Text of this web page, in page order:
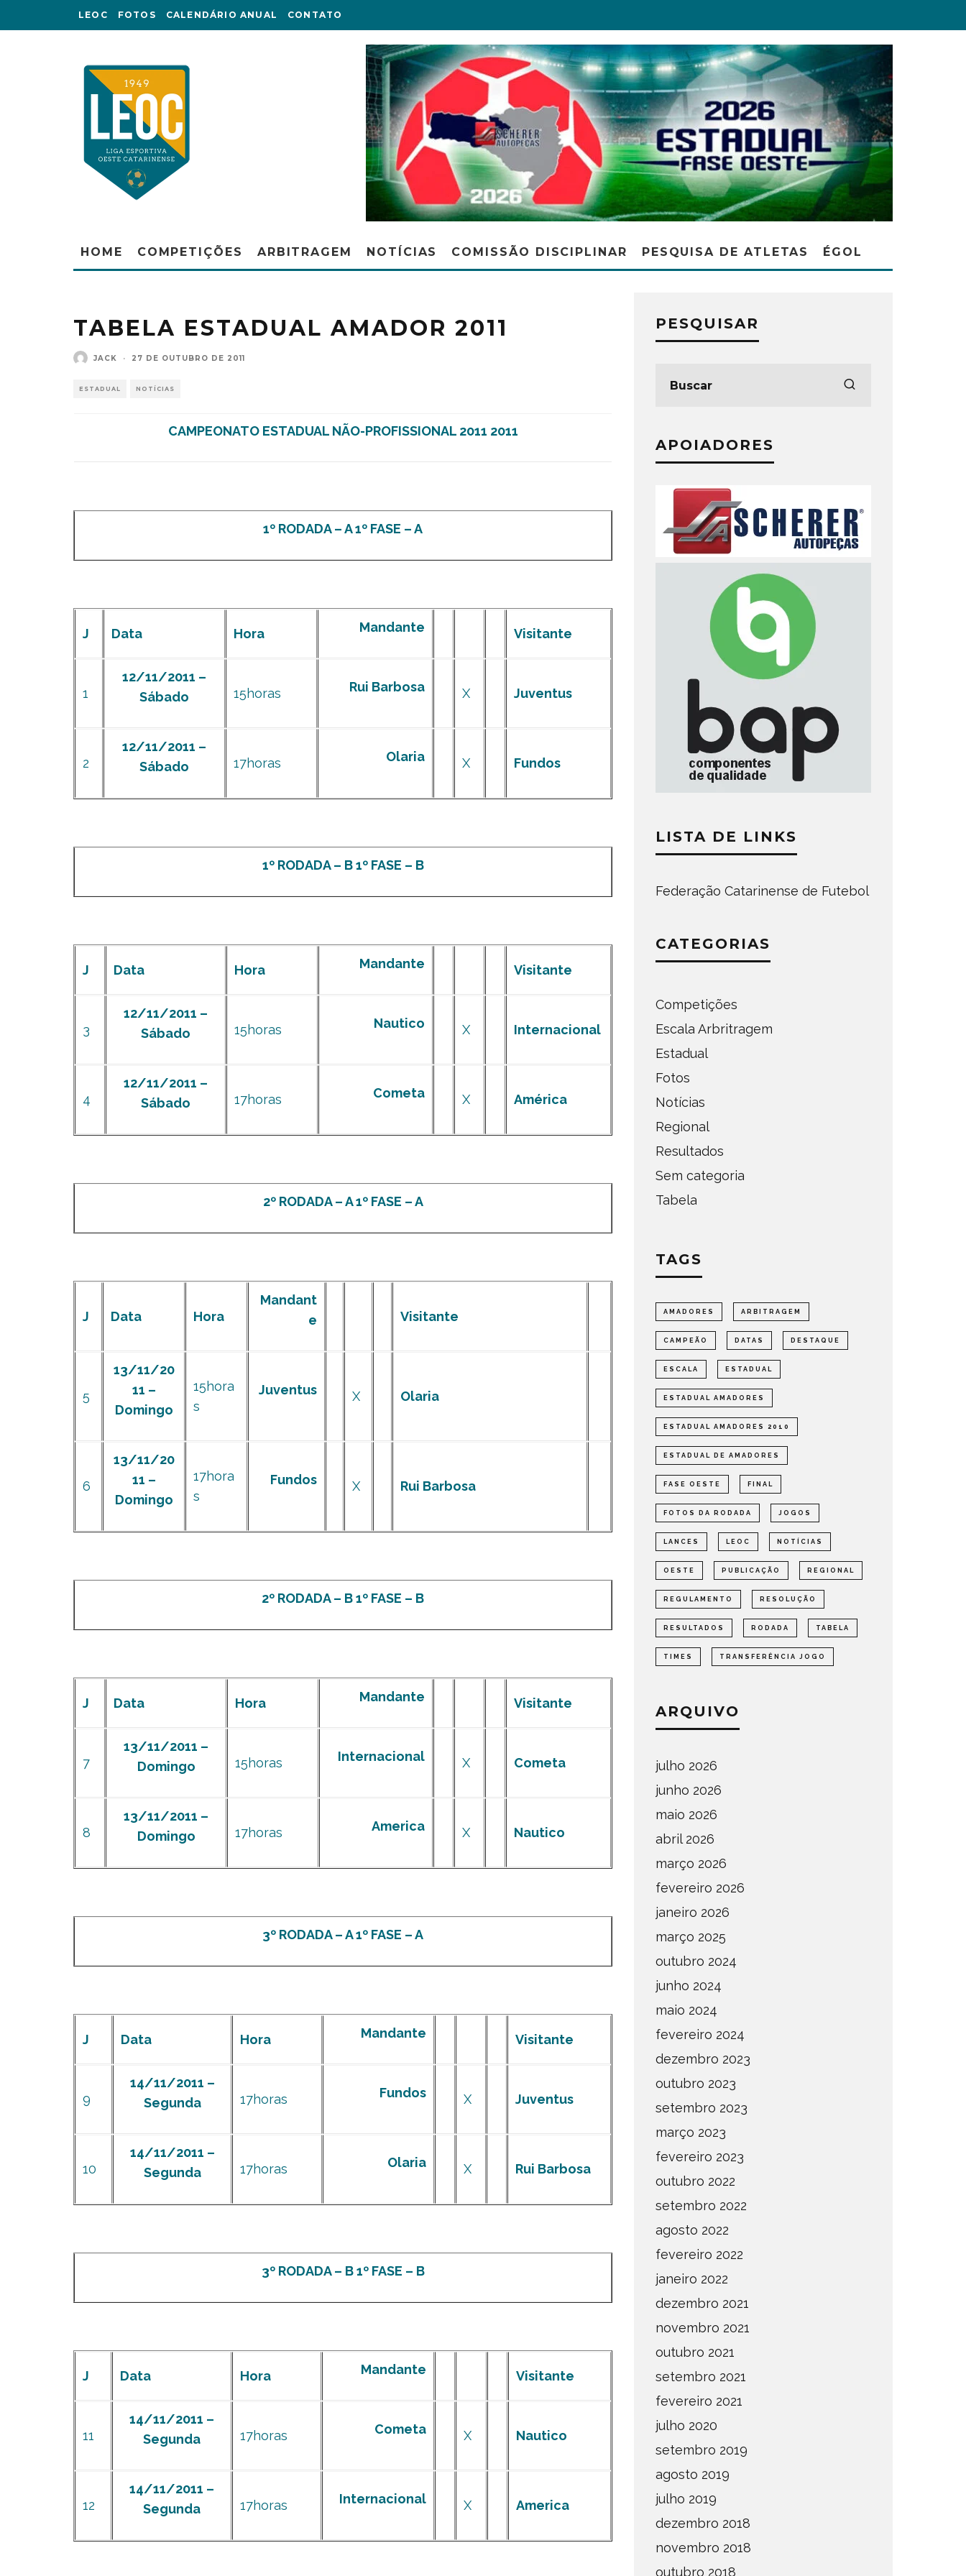
LEOC FOTOS CALENDÁRIO ANUAL CONTATO
HOME COMPETIÇÕES ARBITRAGEM NOTÍCIAS COMISSÃO DISCIPLINAR PESQUISA DE ATLETAS ÉGOL
TABELA ESTADUAL AMADOR 2011
JACK · 27 DE OUTUBRO DE 2011
ESTADUAL NOTÍCIAS
CAMPEONATO ESTADUAL NÃO-PROFISSIONAL 2011 2011
1º RODADA – A 1º FASE – A
J Data Hora Mandante Visitante
1
12/11/2011 –
Sábado
15horas Rui Barbosa X Juventus
2
12/11/2011 –
Sábado
17horas Olaria X Fundos
1º RODADA – B 1º FASE – B
J Data Hora Mandante Visitante
3
12/11/2011 –
Sábado
15horas Nautico X Internacional
4
12/11/2011 –
Sábado
17horas Cometa X América
2º RODADA – A 1º FASE – A
J Data Hora
Mandant
e
Visitante
5
13/11/20
11 –
Domingo
15hora
s
Juventus X Olaria
6
13/11/20
11 –
Domingo
17hora
s
Fundos X Rui Barbosa
2º RODADA – B 1º FASE – B
J Data Hora Mandante Visitante
7
13/11/2011 –
Domingo
15horas Internacional X Cometa
8
13/11/2011 –
Domingo
17horas America X Nautico
3º RODADA – A 1º FASE – A
J Data Hora Mandante Visitante
9
14/11/2011 –
Segunda
17horas Fundos X Juventus
10
14/11/2011 –
Segunda
17horas Olaria X Rui Barbosa
3º RODADA – B 1º FASE – B
J Data Hora Mandante Visitante
11
14/11/2011 –
Segunda
17horas Cometa X Nautico
12
14/11/2011 –
Segunda
17horas Internacional X America
PESQUISAR
APOIADORES
LISTA DE LINKS
Federação Catarinense de Futebol
CATEGORIAS
Competições
Escala Arbritragem
Estadual
Fotos
Notícias
Regional
Resultados
Sem categoria
Tabela
TAGS
AMADORES ARBITRAGEM
CAMPEÃO DATAS DESTAQUE
ESCALA ESTADUAL
ESTADUAL AMADORES
ESTADUAL AMADORES 2010
ESTADUAL DE AMADORES
FASE OESTE FINAL
FOTOS DA RODADA JOGOS
LANCES LEOC NOTÍCIAS
OESTE PUBLICAÇÃO REGIONAL
REGULAMENTO RESOLUÇÃO
RESULTADOS RODADA TABELA
TIMES TRANSFERÊNCIA JOGO
ARQUIVO
julho 2026
junho 2026
maio 2026
abril 2026
março 2026
fevereiro 2026
janeiro 2026
março 2025
outubro 2024
junho 2024
maio 2024
fevereiro 2024
dezembro 2023
outubro 2023
setembro 2023
março 2023
fevereiro 2023
outubro 2022
setembro 2022
agosto 2022
fevereiro 2022
janeiro 2022
dezembro 2021
novembro 2021
outubro 2021
setembro 2021
fevereiro 2021
julho 2020
setembro 2019
agosto 2019
julho 2019
dezembro 2018
novembro 2018
outubro 2018